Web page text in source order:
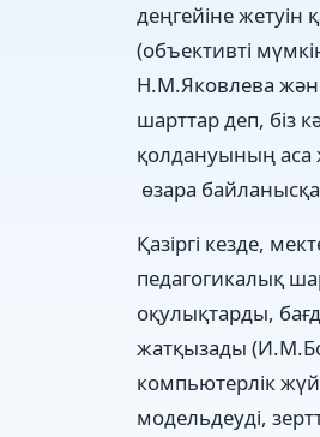
деңгейіне
(объективті
Н.М.Яковлева жəне
шарттар деп, біз
қолдануының аса
өзара
Қазіргі кезде,
педагогикалық
оқулықтарды,
жатқызады
компьютерлік
модельдеуді,